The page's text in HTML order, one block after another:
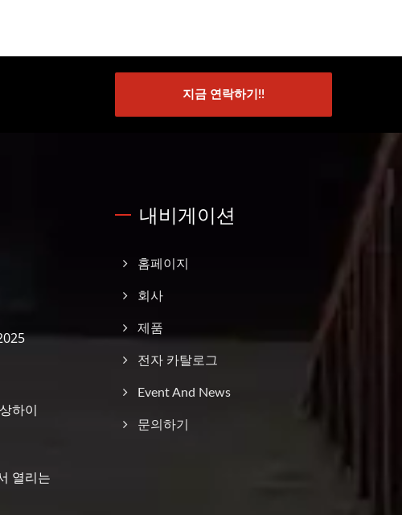
지금 연락하기!!
하이
열리는
내비게이션
홈페이지
회사
제품
전자 카탈로그
Event And News
문의하기